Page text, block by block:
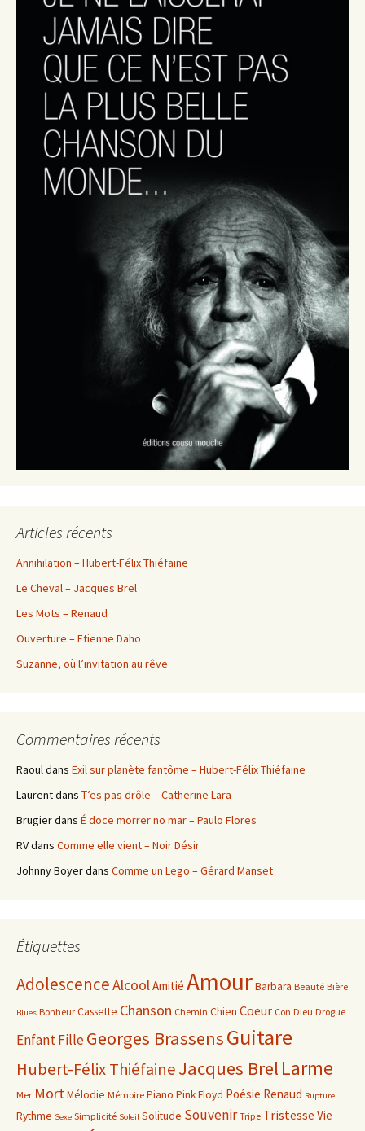
Articles récents
Annihilation – Hubert-Félix Thiéfaine
Le Cheval – Jacques Brel
Les Mots – Renaud
Ouverture – Etienne Daho
Suzanne, où l’invitation au rêve
Commentaires récents
Raouldans Exil sur planète fantôme – Hubert-Félix Thiéfaine
Laurentdans T’es pas drôle – Catherine Lara
Brugierdans É doce morrer no mar – Paulo Flores
RVdans Comme elle vient – Noir Désir
Johnny Boyerdans Comme un Lego – Gérard Manset
Étiquettes
AdolescenceAlcoolAmitié AmourBarbara Beauté Bière
Blues Bonheur Cassette Chanson Chemin Chien Coeur Con Dieu Drogue
EnfantFilleGeorges BrassensGuitare
Hubert-Félix ThiéfaineJacques Brel Larme
Mer MortMélodie Mémoire Piano Pink Floyd Poésie Renaud Rupture
Rythme Sexe Simplicité Soleil Solitude Souvenir Tripe Tristesse Vie